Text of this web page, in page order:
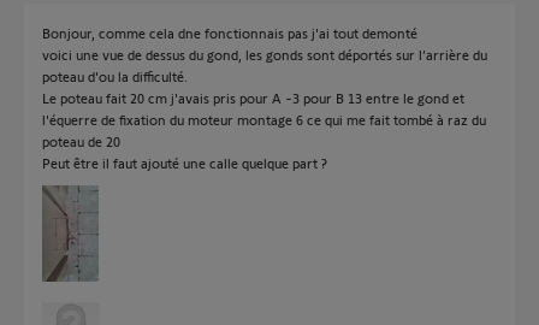
Bonjour, comme cela dne fonctionnais pas j'ai tout demonté
voici une vue de dessus du gond, les gonds sont déportés sur l’arrière du
poteau d'ou la difficulté.
Le poteau fait 20 cm j'avais pris pour A -3 pour B 13 entre le gond et
l'équerre de fixation du moteur montage 6 ce qui me fait tombé à raz du
poteau de 20
Peut être il faut ajouté une calle quelque part ?